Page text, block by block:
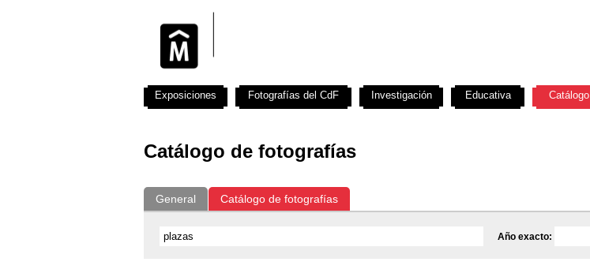
Catálogo de fotografías
General Catálogo de fotografías
Año exacto:
Exposiciones Fotografías del CdF Investigación Educativa Catálogo